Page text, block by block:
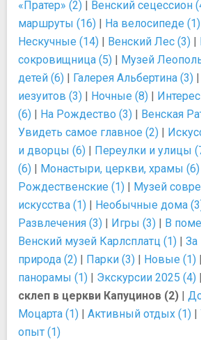
«Пратер» (2) | Венский сецессион
маршруты (16) | На велосипеде (1)
Нескучные (14) | Венский Лес (3) |
сокровищница (5) | Музей
детей (6) | Галерея Альбертина (3) |
иезуитов (3) | Ночные (8) |
(6) | На Рождество (3) | Венская
Увидеть самое главное (2) |
и дворцы (6) | Переулки и улицы
(6) | Монастыри, церкви, храмы (6)
Рождественские (1) | Музей
искусства (1) | Необычные дома
Развлечения (3) | Игры (3) | В
Венский музей Карлсплатц (1) | За
природа (2) | Парки (3) | Новые (1) |
панорамы (1) | Экскурсии 2025 (4) |
склеп в церкви Капуцинов (2) |
Моцарта (1) | Активный отдых (1) |
опыт (1)